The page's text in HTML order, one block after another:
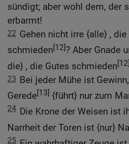
sündigt; aber wohl dem, der
erbarmt!
22 Gehen nicht irre {alle} ,
schmieden[12]? Aber Gnade
die} , die Gutes schmieden[12]
23 Bei jeder Mühe ist
Gerede[13] {führt} nur zum
24 Die Krone der Weisen ist
Narrheit der Toren ist {nur}
25